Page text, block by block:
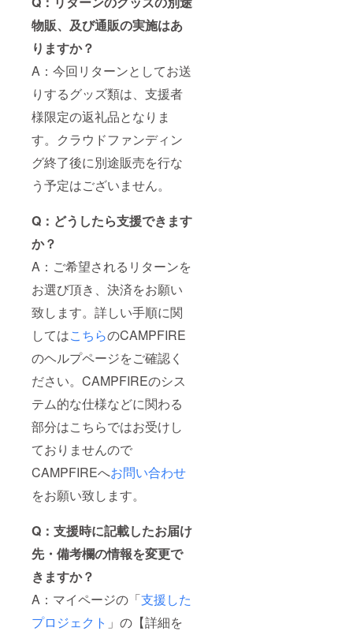
物販、及び通販の実施はあ
りますか？
A：今回リターンとしてお送
りするグッズ類は、支援者
様限定の返礼品となりま
す。クラウドファンディン
グ終了後に別途販売を行な
う予定はございません。
Q：どうしたら支援できます
か？
A：ご希望されるリターンを
お選び頂き、決済をお願い
致します。詳しい手順に関
してはこちらのCAMPFIRE
のヘルプページをご確認く
ださい。CAMPFIREのシス
テム的な仕様などに関わる
部分はこちらではお受けし
ておりませんので
CAMPFIREへお問い合わせ
をお願い致します。
Q：支援時に記載したお届け
先・備考欄の情報を変更で
きますか？
A：マイページの「支援した
プロジェクト 」の【詳細を